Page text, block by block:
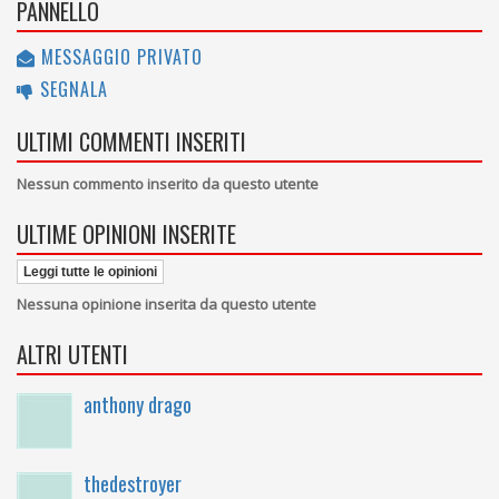
PANNELLO
MESSAGGIO PRIVATO
SEGNALA
ULTIMI COMMENTI INSERITI
Nessun commento inserito da questo utente
ULTIME OPINIONI INSERITE
Leggi tutte le opinioni
Nessuna opinione inserita da questo utente
ALTRI UTENTI
anthony drago
thedestroyer